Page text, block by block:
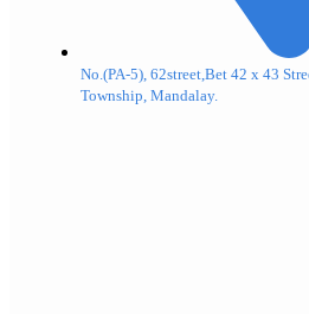
No.(PA-5), 62street,Bet 42 x 43
Township, Mandalay.